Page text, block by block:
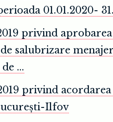
01.01.2020-
privind
salubrizare
...
privind
Ilfov